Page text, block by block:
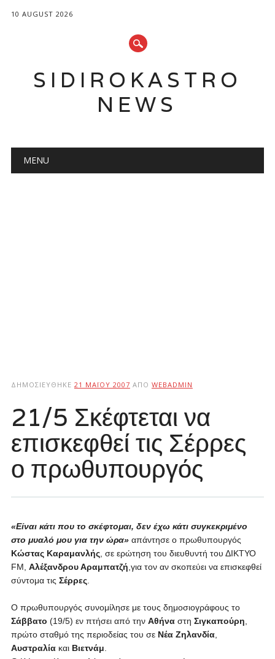
10 AUGUST 2026
SIDIROKASTRO
NEWS
Main menu
MENU
ΔΗΜΟΣΙΕΎΘΗΚΕ 21 ΜΑΪ́ΟΥ 2007 ΑΠΌ WEBADMIN
21/5 Σκέφτεται να
επισκεφθεί τις Σέρρες
ο πρωθυπουργός
«Είναι κάτι που το σκέφτομαι, δεν έχω κάτι συγκεκριμένο
στο μυαλό μου για την ώρα»απάντησε ο πρωθυπουργός
Κώστας Καραμανλής, σε ερώτηση του διευθυντή του ΔΙΚΤΥΟ
FM Αλέξανδρου Αραμπατζή ,για τον αν σκοπεύει να επισκεφθεί
σύντομα τις Σέρρες.
Ο πρωθυπουργός συνομίλησε με τους δημοσιογράφους το
Σάββατο (19/5) εν πτήσει από την Αθήναστη Σιγκαπούρη
πρώτο σταθμό της περιοδείας του σε Νέα Ζηλανδία,
Αυστραλίακαι Βιετνάμ